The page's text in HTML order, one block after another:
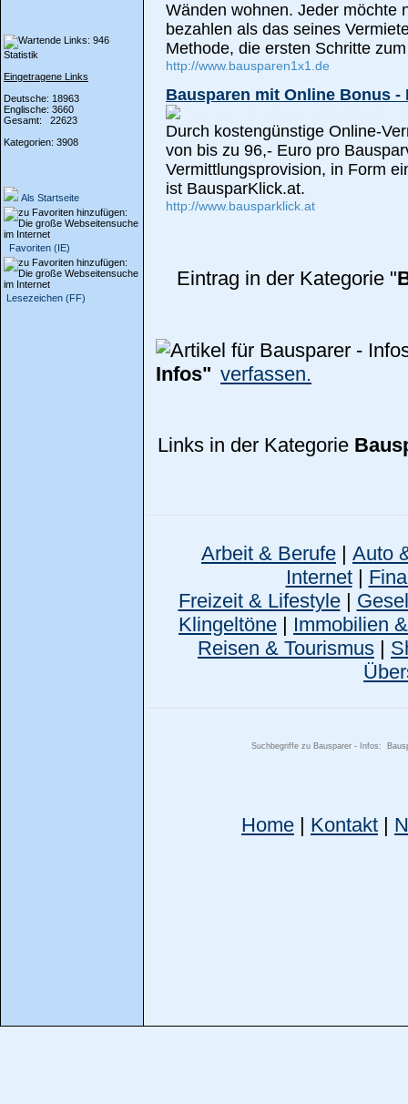
Statistik
Eingetragene Links
Deutsche: 18963
Englische: 3660
Gesamt: 22623
Kategorien: 3908
Als Startseite
Favoriten (IE)
Lesezeichen (FF)
Wänden wohnen. Jeder möchte
bezahlen als das seines
Methode, die ersten Schritte
http://www.bausparen1x1.de
Bausparen mit Online Bonus
Durch kostengünstige Online-
von bis zu 96,- Euro pro
Vermittlungsprovision, in Form
ist BausparKlick.at.
http://www.bausparklick.at
Eintrag in der Kategorie "
Infos" verfassen.
Links in der Kategorie
Arbeit & Berufe | Auto
Internet|
Freizeit & Lifestyle|
Klingeltöne | Immobilien
Reisen & Tourismus |
Suchbegriffe zu Bausparer - Infos:
Home | Kontakt |